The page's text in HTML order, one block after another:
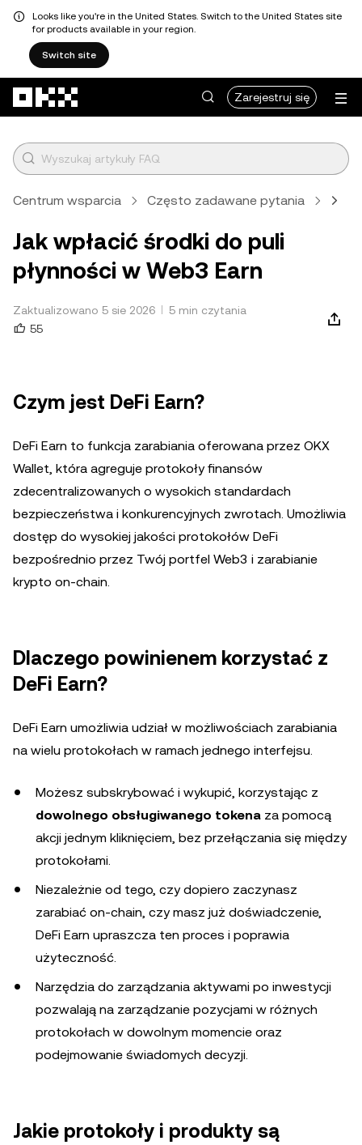
Looks like you're in the United States. Switch to the United States site
for products available in your region.
Switch site
Zarejestruj się
Centrum wsparcia Często zadawane pytania
Jak wpłacić środki do puli
płynności w Web3 Earn
Zaktualizowano 5 sie 2026
5 min czytania
55
Czym jest DeFi Earn?
DeFi Earn to funkcja zarabiania oferowana przez OKX
Wallet, która agreguje protokoły finansów
zdecentralizowanych o wysokich standardach
bezpieczeństwa i konkurencyjnych zwrotach. Umożliwia
dostęp do wysokiej jakości protokołów DeFi
bezpośrednio przez Twój portfel Web3 i zarabianie
krypto on-chain.
Dlaczego powinienem korzystać z
DeFi Earn?
DeFi Earn umożliwia udział w możliwościach zarabiania
na wielu protokołach w ramach jednego interfejsu.
Możesz subskrybować i wykupić, korzystając z
dowolnego obsługiwanego tokena za pomocą
akcji jednym kliknięciem, bez przełączania się między
protokołami.
Niezależnie od tego, czy dopiero zaczynasz
zarabiać on-chain, czy masz już doświadczenie,
DeFi Earn upraszcza ten proces i poprawia
użyteczność.
Narzędzia do zarządzania aktywami po inwestycji
pozwalają na zarządzanie pozycjami w różnych
protokołach w dowolnym momencie oraz
podejmowanie świadomych decyzji.
Jakie protokoły i produkty są